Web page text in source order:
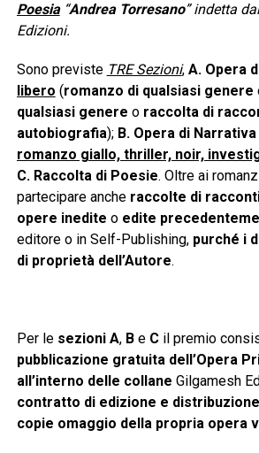
Poesia “Andrea Torresano” indetta
Edizioni.
Sono previste TRE Sezioni, A. Opera
libero (romanzo di qualsiasi genere
qualsiasi genere o raccolta di
autobiografia); B. Opera di Narrativa
romanzo giallo, thriller, noir,
C. Raccolta di Poesie. Oltre ai
partecipare anche raccolte di
opere inedite o edite
editore o in Self-Publishing, purché i
di proprietà dell’Autore.
Per le sezioni A,B e Cil premio
pubblicazione gratuita dell’Opera
all’interno delle collane Gilgamesh
contratto di edizione e
copie omaggio della propria opera